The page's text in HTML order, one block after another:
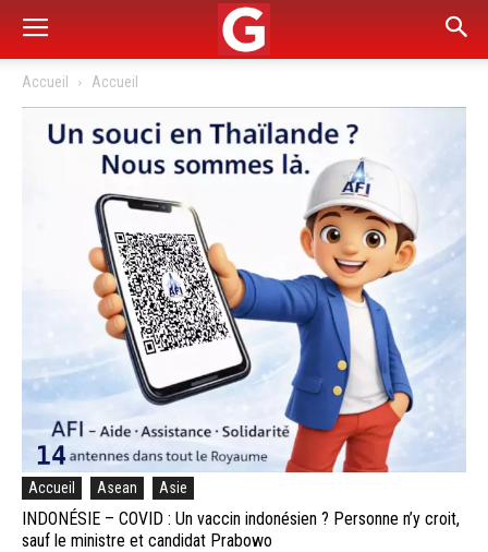
Accueil Accueil
Accueil Asean Asie
INDONÉSIE – COVID : Un vaccin indonésien ? Personne n’y croit,
sauf le ministre et candidat Prabowo